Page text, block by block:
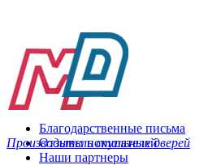
Производитель стальных дверей
Благодарственные письма
Отзывы покупателей
Наши партнеры